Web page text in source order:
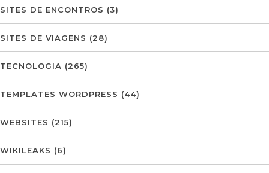
SITES DE ENCONTROS (3)
SITES DE VIAGENS (28)
TECNOLOGIA (265)
TEMPLATES WORDPRESS (44)
WEBSITES (215)
WIKILEAKS (6)